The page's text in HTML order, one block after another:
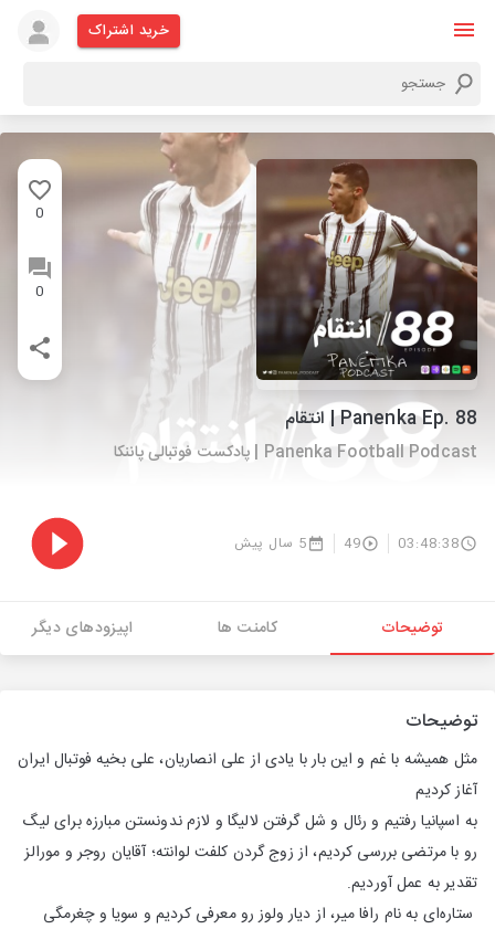
خرید اشتراک
0
0
Panenka Ep. 88 | انتقام
Panenka Football Podcast | پادکست فوتبالی پاننکا
03:48:38
49 5 سال پیش
توضیحات کامنت ها اپیزودهای دیگر
توضیحات
مثل همیشه با غم و این بار با یادی از علی انصاریان، علی بخیه فوتبال ایران
آغاز کردیم
به اسپانیا رفتیم و رئال و شل گرفتن لالیگا و لازم ندونستن مبارزه برای لیگ
رو با مرتضی بررسی کردیم، از زوج گردن کلفت لوانته؛ آقایان روجر و مورالز
تقدیر به عمل آوردیم.
ستاره‌ای به نام رافا میر، از دیار ولوز رو معرفی کردیم و سویا و چغرمگی